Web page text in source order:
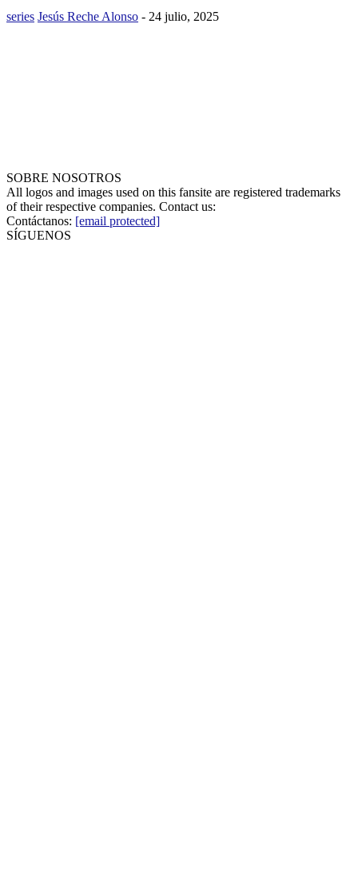
series Jesús Reche Alonso - 24 julio, 2025
SOBRE NOSOTROS
All logos and images used on this fansite are registered trademarks
of their respective companies. Contact us:
Contáctanos: [email protected]
SÍGUENOS